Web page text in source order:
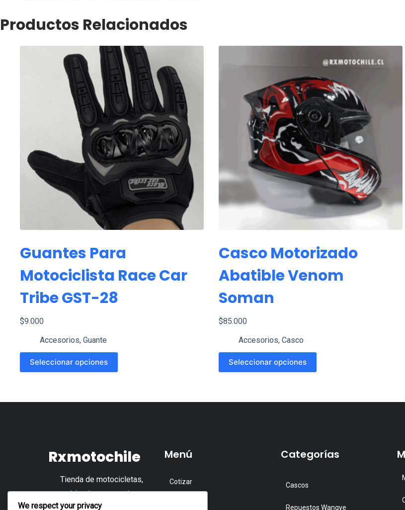
Productos Relacionados
Guantes Para
Motociclista Race Car
Tribe GST-28
$9.000
Accesorios, Guante
Seleccionar opciones
Este
producto
múltiples
Casco Motorizado
Abatible Venom
Soman
$85.000
Accesorios, Casco
Seleccionar opciones
Este
producto
múltiples
Rxmotochile
Tienda de motocicletas,
cuatrimotos, repuestos y
accesorios.
Menú
Cotizar
Categorías
Cascos
Repuestos Wangye
We respect your privacy